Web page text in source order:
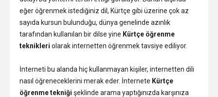
eğer öğrenmek istediğiniz dil, Kürtçe gibi üzerine çok az
sayıda kursun bulunduğu, dünya genelinde azınlık
tarafından kullanılan bir dilse yine Kürtçe öğrenme
teknikleri olarak internetten öğrenmek tavsiye ediliyor.
İnterneti bu alanda hiç kullanmayan kişiler, internetten dili
nasıl öğreneceklerini merak eder. İnternete Kürtçe
öğrenme tekniği şeklinde arama yaptığınızda karşınıza